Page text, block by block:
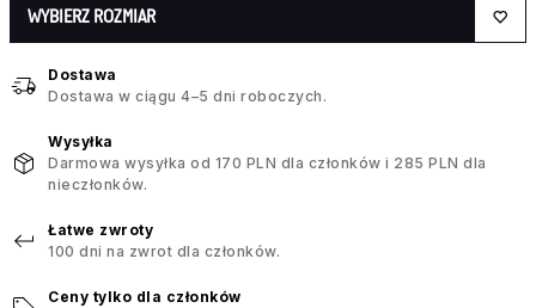
WYBIERZ ROZMIAR
Dostawa
Dostawa w ciągu 4–5 dni roboczych.
Wysyłka
Darmowa wysyłka od 170 PLN dla członków i 285 PLN dla
nieczłonków.
Łatwe zwroty
100 dni na zwrot dla członków.
Ceny tylko dla członków